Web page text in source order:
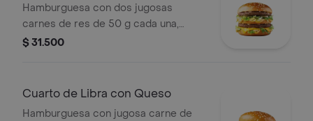
Hamburguesa con dos jugosas
carnes de res de 50 g cada una,
cebolla, lechuga fresca, pepinillos,
Mac™, en pan dorado con ajonjolí.
$ 31.500
Cuarto de Libra con Queso
Hamburguesa con jugosa carne de